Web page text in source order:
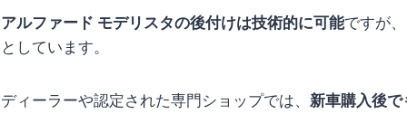
アルファード モデリスタの後付けは技術的に可能ですが
としています。
ディーラーや認定された専門ショップでは、 新車購入後